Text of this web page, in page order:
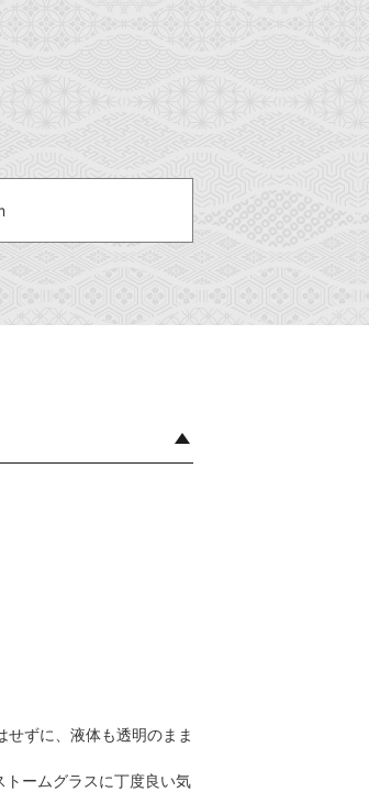
ずに、液体も透明のまま
トームグラスに丁度良い気